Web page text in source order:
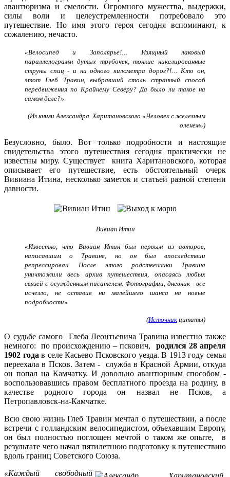
авантюризма и смелости. Огромного мужества, выдержки,
силы воли и целеустремленности потребовало это
путешествие. Но имя этого героя сегодня вспоминают, к
сожалению, нечасто.
«Велосипед и Заполярье!… Изящный лаковый
параллелограмм дутых трубочек, тонкие никелированные
струны спиц - и ни одного километра дорог?!… Кто он,
этот Глеб Травин, выбравший столь странный способ
передвижения по Крайнему Северу? Да было ли такое на
самом деле?»
(Из книги Александра Харитановского «Человек с железным
оленем»)
Безусловно, было. Вот только подробности и настоящие
свидетельства этого путешествия сегодня практически не
известны миру. Существует книга Харитановского, которая
описывает его путешествие, есть обстоятельный очерк
Вивиана Итина, несколько заметок и статьей разной степени
давности.
Вивиан Итин
«Известно, что Вивиан Итин был первым из авторов,
написавшим о Травине, но он был впоследствии
репрессирован. После этого родственники Травина
уничтожили весь архив путешествия, опасаясь любых
связей с осужденным писателем. Фотографии, дневник - все
исчезло, не оставив ни малейшего шанса на новые
подробности»
(Источник цитаты)
О судьбе самого Глеба Леонтьевича Травина известно также
немного: по происхождению – пскович, родился 28 апреля
1902 года в селе Касьево Псковского уезда. В 1913 году семья
переехала в Псков. Затем - служба в Красной Армии, откуда
он попал на Камчатку. И довольно авантюрным способом -
воспользовавшись правом бесплатного проезда на родину, в
качестве родного города он назвал не Псков, а
Петропавловск-на-Камчатке.
Всю свою жизнь Глеб Травин мечтал о путешествии, а после
встречи с голландским велосипедистом, объехавшим Европу,
он был полностью поглощен мечтой о таком же опыте, в
результате чего начал пятилетнюю подготовку к путешествию
вдоль границ Советского Союза.
«Каждый свободный